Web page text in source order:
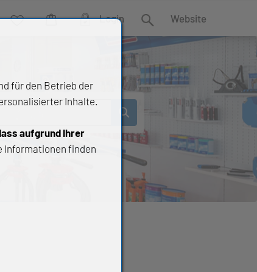
WunschlisteWarenkorb Login Suche Website
für den Betrieb der
Inhalte.
aufgrund Ihrer
Informationen finden